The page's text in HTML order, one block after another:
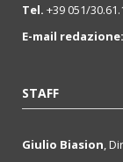
Tel. +39 051/
E-mail redazione:
STAFF
Giulio Biasion,